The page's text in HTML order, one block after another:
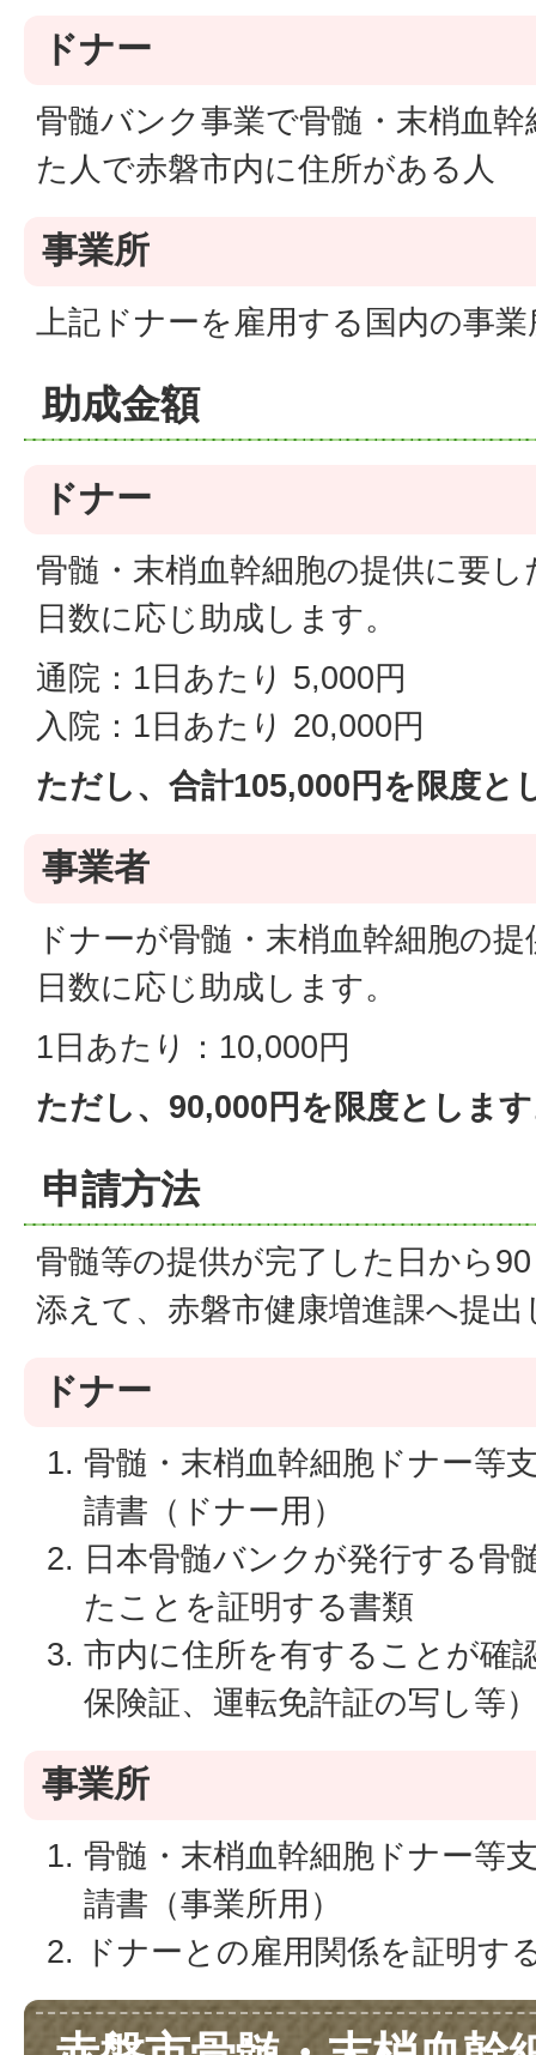
ドナー
骨髄バンク事業で骨髄・末梢血
た人で赤磐市内に住所がある人
事業所
上記ドナーを雇用する国内の事業
助成金額
ドナー
骨髄・末梢血幹細胞の提供に要
日数に応じ助成します。
通院：1日あたり 5,000円
入院：1日あたり 20,000円
ただし、合計105,000円を限度と
事業者
ドナーが骨髄・末梢血幹細胞の
日数に応じ助成します。
1日あたり：10,000円
ただし、90,000円を限度としま
申請方法
骨髄等の提供が完了した日から
添えて、赤磐市健康増進課へ提
ドナー
骨髄・末梢血幹細胞ドナー等
請書（ドナー用）
日本骨髄バンクが発行する骨
たことを証明する書類
市内に住所を有することが確
保険証、運転免許証の写し等
事業所
骨髄・末梢血幹細胞ドナー等
請書（事業所用）
ドナーとの雇用関係を証明す